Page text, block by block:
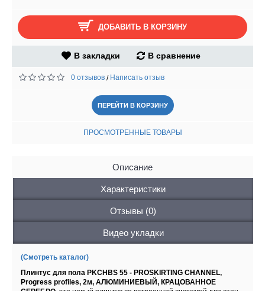
ДОБАВИТЬ В КОРЗИНУ
В закладки В сравнение
0 отзывов / Написать отзыв
ПЕРЕЙТИ В КОРЗИНУ
ПРОСМОТРЕННЫЕ ТОВАРЫ
Описание
Характеристики
Отзывы (0)
Видео укладки
(Смотреть каталог)
Плинтус для пола PKCHBS 55 - PROSKIRTING CHANNEL,
Progress profiles, 2м, АЛЮМИНИЕВЫЙ, КРАЦОВАННОЕ